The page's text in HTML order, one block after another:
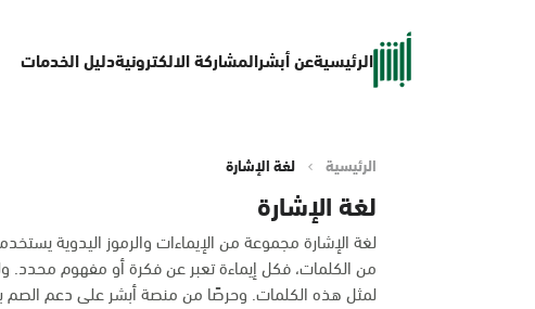
الرئيسيةعن أبشرالمشاركة الالكترونيةدليل الخدمات
الرئيسية لغة الإشارة
لغة الإشارة
لغة الإشارة مجموعة من الإيماءات والرموز اليدوية
من الكلمات، فكل إيماءة تعبر عن فكرة أو مفهوم محدد.
لمثل هذه الكلمات. وحرصًا من منصة أبشر على دعم